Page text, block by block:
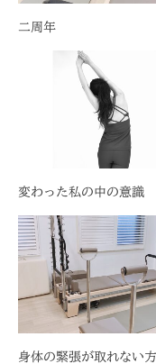
二周年
変わった私の中の意識
身体の緊張が取れない